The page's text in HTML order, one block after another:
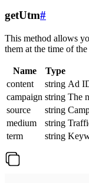
getUtm#
This method allows
them at the time of
Name Type
content
string Ad
campaign string The
source
string
medium
string
term
string